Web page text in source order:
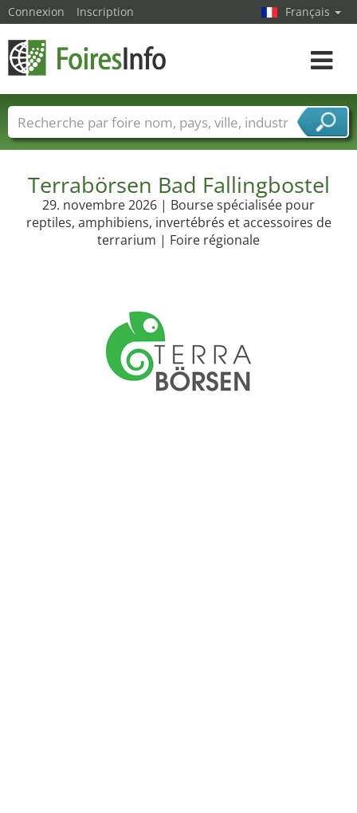
Terrabörsen Bad Fallingbostel
29. novembre 2026 | Bourse spécialisée pour
reptiles, amphibiens, invertébrés et accessoires de
terrarium | Foire régionale
Connexion Inscription Français
Toggle
Foire noms Pays Villes
Secteurs de foire